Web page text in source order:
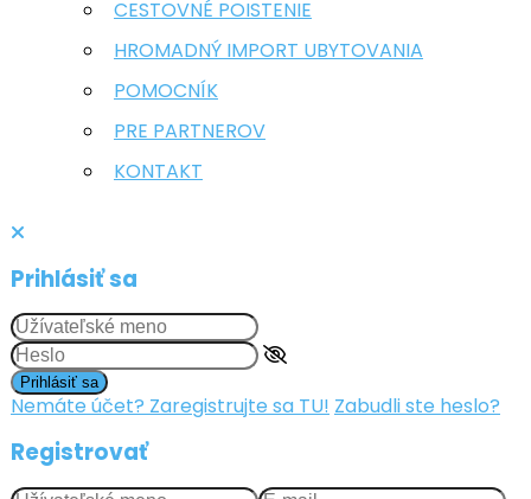
CESTOVNÉ POISTENIE
HROMADNÝ IMPORT UBYTOVANIA
POMOCNÍK
PRE PARTNEROV
KONTAKT
Prihlásiť sa
Prihlásiť sa
Nemáte účet? Zaregistrujte sa TU! Zabudli ste heslo?
Registrovať